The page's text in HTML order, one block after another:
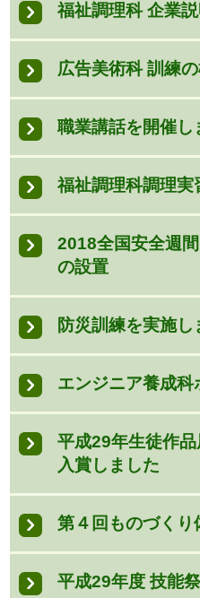
福祉調理科 企業
広告美術科 訓練
職業講話を開催し
福祉調理科調理実
2018全国安全週
の設置
防災訓練を実施し
エンジニア養成
平成29年生徒作
入賞しました
第４回ものづくり
平成29年度 技能祭